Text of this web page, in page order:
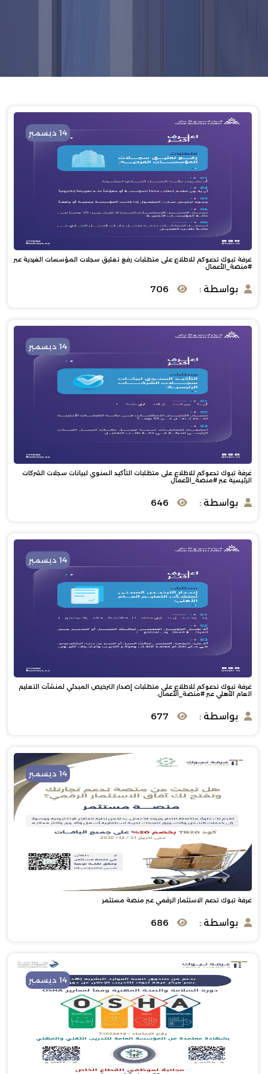
14 ديسمبر
غرفة تبوك تدعوكم للاطلاع على متطلبات رفع تعليق سجلات المؤسسات الفردية عبر
#منصة_الأعمال
بواسطة : 706
14 ديسمبر
غرفة تبوك تدعوكم للاطلاع على متطلبات التأكيد السنوي لبيانات سجلات الشركات
الرئيسية عبر #منصة_الأعمال
بواسطة : 646
14 ديسمبر
غرفة تبوك تدعوكم للاطلاع على متطلبات إصدار الترخيص المبدئي لمنشآت التعليم
العام الأهلي عبر #منصة_الأعمال.
بواسطة : 677
14 ديسمبر
غرفة تبوك تدعم الاستثمار الرقمي عبر منصة مستثمر
بواسطة : 686
14 ديسمبر